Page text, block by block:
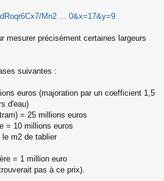
Mn2 ... 0&x=17&y=9
mesurer précisément certaines largeurs
suivantes :
euros (majoration par un coefficient 1,5
d'eau)
= 25 millions euros
= 10 millions euros
le m2 de tablier
= 1 million euro
pas à ce prix).